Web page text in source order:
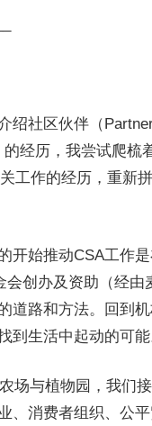
绍社区伙伴（
经历，我尝试爬
工作的经历，重新
开始推动CSA工作
会创办及资助（经
道路和方法。回到
到生活中起动的可能
场与植物园，我们
、消费者组织、公